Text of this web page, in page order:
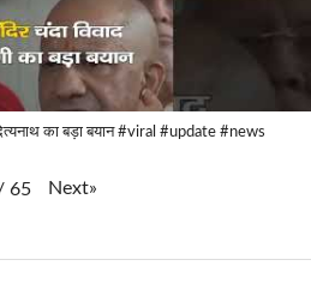
का बड़ा बयान #viral #update #news
65 Next»